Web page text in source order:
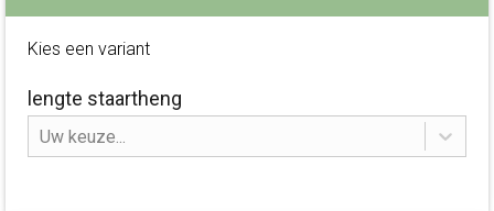
Kies een variant
lengte staartheng
Uw keuze...